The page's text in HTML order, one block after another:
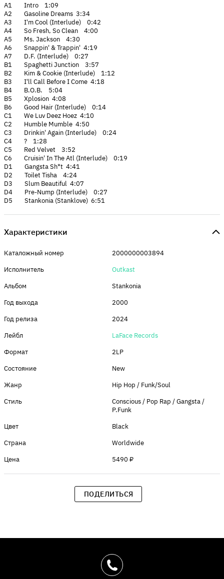
A1 Intro 1:09
A2 Gasoline Dreams 3:34
A3 I'm Cool (Interlude) 0:42
A4 So Fresh, So Clean 4:00
A5 Ms. Jackson 4:30
A6 Snappin' & Trappin' 4:19
A7 D.F. (Interlude) 0:27
B1 Spaghetti Junction 3:57
B2 Kim & Cookie (Interlude) 1:12
B3 I'll Call Before I Come 4:18
B4 B.O.B. 5:04
B5 Xplosion 4:08
B6 Good Hair (Interlude) 0:14
C1 We Luv Deez Hoez 4:10
C2 Humble Mumble 4:50
C3 Drinkin' Again (Interlude) 0:24
C4 ? 1:28
C5 Red Velvet 3:52
C6 Cruisin' In The Atl (Interlude) 0:19
D1 Gangsta Sh*t 4:41
D2 Toilet Tisha 4:24
D3 Slum Beautiful 4:07
D4 Pre-Nump (Interlude) 0:27
D5 Stankonia (Stanklove) 6:51
Характеристики
Каталожный номер
2000000003894
Исполнитель
Outkast
Альбом
Stankonia
Год выхода
2000
Год релиза
2024
Лейбл
LaFace Records
Формат
2LP
Состояние
New
Жанр
Hip Hop / Funk/Soul
Стиль
Conscious / Pop Rap / Gangsta /
P.Funk
Цвет
Black
Страна
Worldwide
Цена
5490 ₽
ПОДЕЛИТЬСЯ